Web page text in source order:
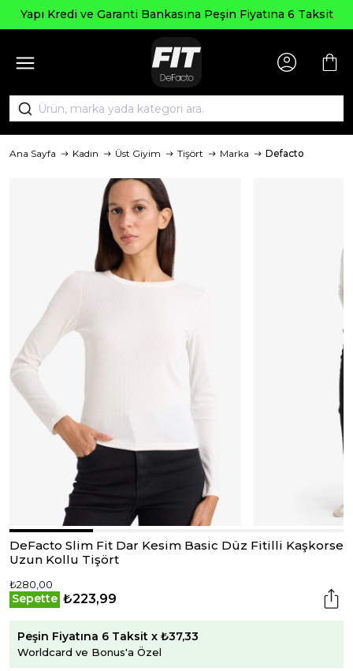
Yapı Kredi ve Garanti Bankasına Peşin Fiyatına 6 Taksit
Ana Sayfa Kadın Üst Giyim Tişört Marka Defacto
DeFacto Slim Fit Dar Kesim Basic Düz Fitilli Kaşkorse
Uzun Kollu Tişört
₺280,00
Sepette ₺223,99
Peşin Fiyatına 6 Taksit x ₺37,33
Worldcard ve Bonus'a Özel